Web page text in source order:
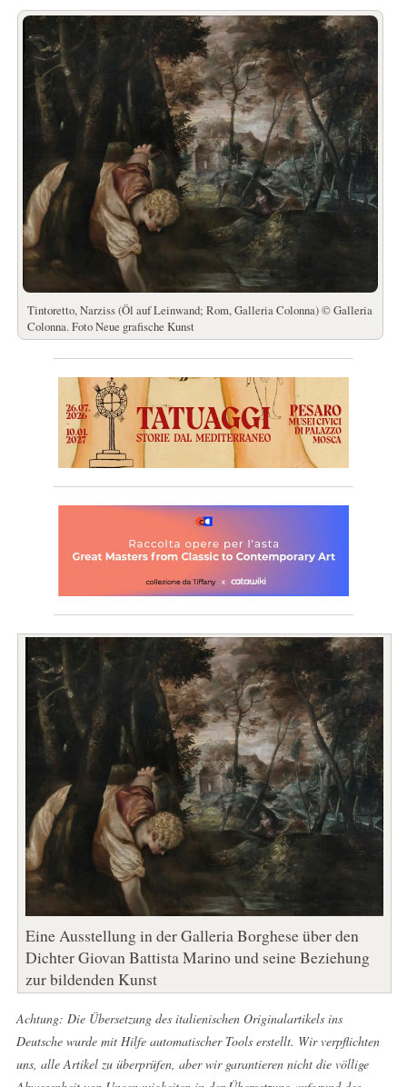
Tintoretto, Narziss (Öl auf Leinwand; Rom, Galleria Colonna) © Galleria
Colonna. Foto Neue grafische Kunst
Eine Ausstellung in der Galleria Borghese über den
Dichter Giovan Battista Marino und seine Beziehung
zur bildenden Kunst
Achtung: Die Übersetzung des italienischen Originalartikels ins
Deutsche wurde mit Hilfe automatischer Tools erstellt. Wir verpflichten
uns, alle Artikel zu überprüfen, aber wir garantieren nicht die völlige